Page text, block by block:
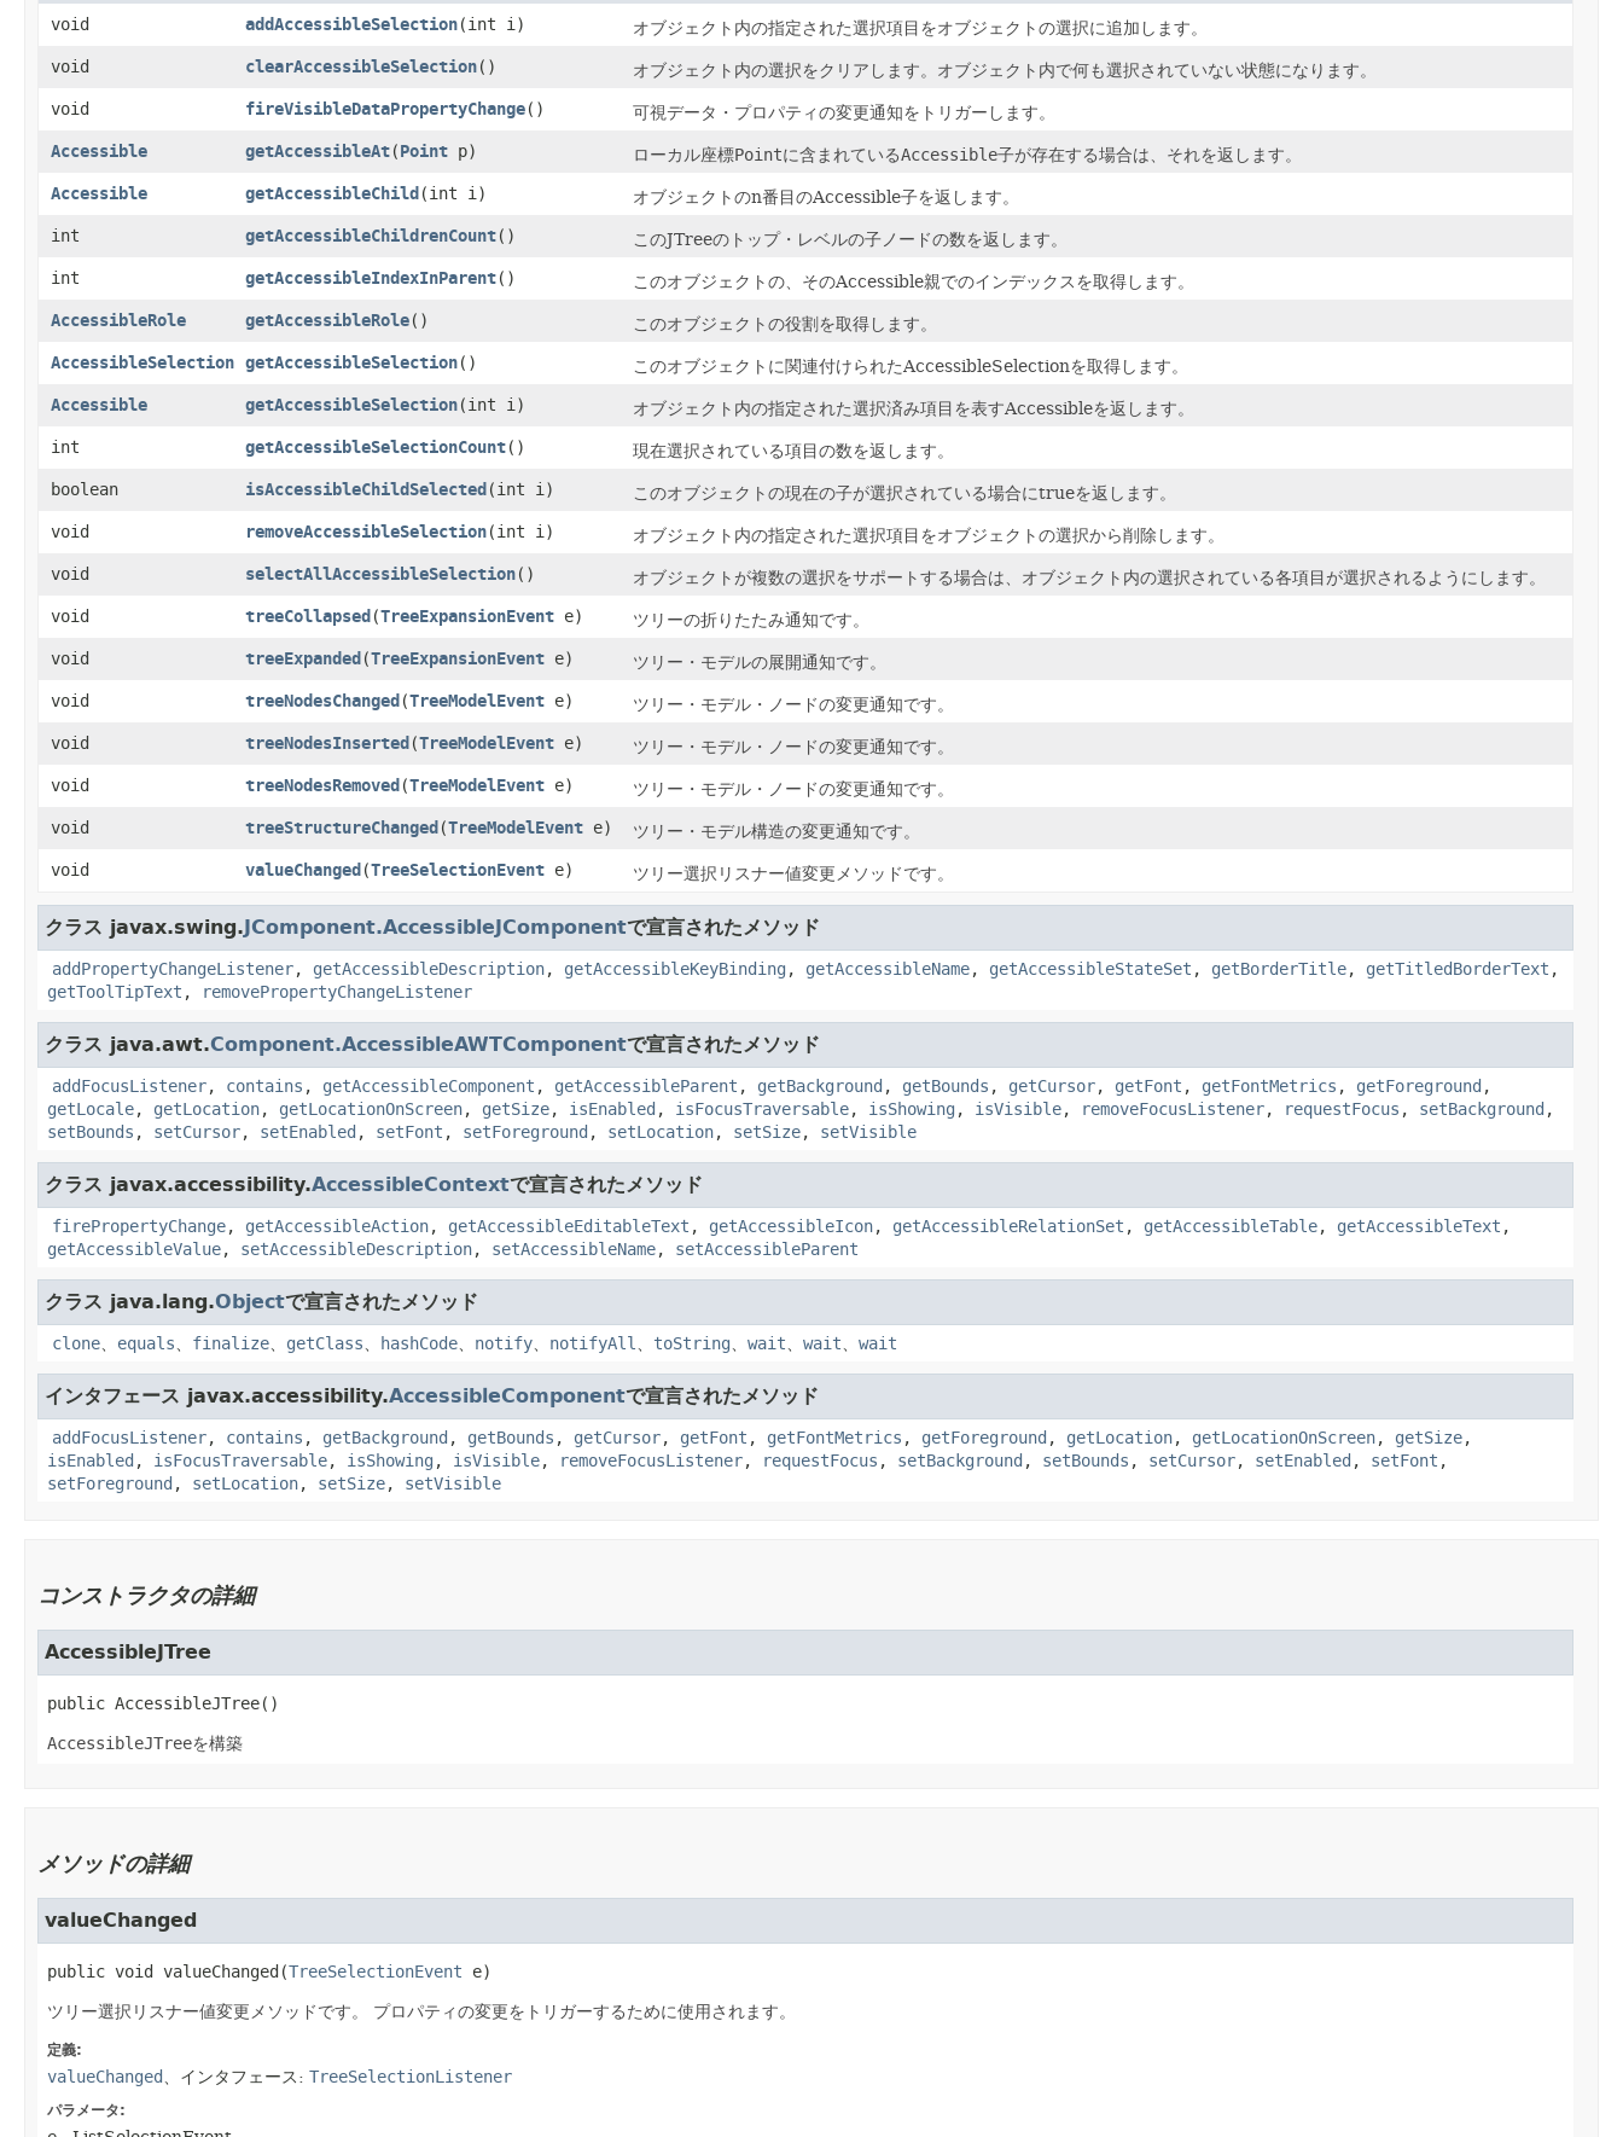
void addAccessibleSelection​(int i) オブジェクト内の指定された選択項目をオブジェクトの選択に追加します。
void clearAccessibleSelection() オブジェクト内の選択をクリアします。オブジェクト内で何も選択されていない状態になります。
void fireVisibleDataPropertyChange() 可視データ・プロパティの変更通知をトリガーします。
Accessible getAccessibleAt​(Point p) ローカル座標Pointに含まれているAccessible子が存在する場合は、それを返します。
Accessible getAccessibleChild ​(int i) オブジェクトのn番目のAccessible子を返します。
int getAccessibleChildrenCount() このJTreeのトップ・レベルの子ノードの数を返します。
int getAccessibleIndexInParent() このオブジェクトの、そのAccessible親でのインデックスを取得します。
AccessibleRole getAccessibleRole() このオブジェクトの役割を取得します。
AccessibleSelection getAccessibleSelection() このオブジェクトに関連付けられたAccessibleSelectionを取得します。
Accessible getAccessibleSelection​(int i) オブジェクト内の指定された選択済み項目を表すAccessibleを返します。
int getAccessibleSelectionCount() 現在選択されている項目の数を返します。
boolean isAccessibleChildSelected ​(int i) このオブジェクトの現在の子が選択されている場合にtrueを返します。
void removeAccessibleSelection​(int i) オブジェクト内の指定された選択項目をオブジェクトの選択から削除します。
void selectAllAccessibleSelection() オブジェクトが複数の選択をサポートする場合は、オブジェクト内の選択されている各項目が選択されるようにします。
void treeCollapsed ​(TreeExpansionEvent e) ツリーの折りたたみ通知です。
void treeExpanded ​(TreeExpansionEvent e) ツリー・モデルの展開通知です。
void treeNodesChanged ​(TreeModelEvent e) ツリー・モデル・ノードの変更通知です。
void treeNodesInserted ​(TreeModelEvent e) ツリー・モデル・ノードの変更通知です。
void treeNodesRemoved ​(TreeModelEvent e) ツリー・モデル・ノードの変更通知です。
void treeStructureChanged ​(TreeModelEvent e) ツリー・モデル構造の変更通知です。
void valueChanged ​(TreeSelectionEvent e) ツリー選択リスナー値変更メソッドです。
クラス javax.swing.JComponent.AccessibleJComponentで宣言されたメソッド
addPropertyChangeListener, getAccessibleDescription, getAccessibleKeyBinding , getAccessibleName, getAccessibleStateSet , getBorderTitle, getTitledBorderText ,
getToolTipText , removePropertyChangeListener
クラス java.awt.Component.AccessibleAWTComponentで宣言されたメソッド
addFocusListener, contains , getAccessibleComponent , getAccessibleParent , getBackground , getBounds , getCursor, getFont , getFontMetrics , getForeground ,
getLocale, getLocation, getLocationOnScreen, getSize, isEnabled , isFocusTraversable, isShowing , isVisible, removeFocusListener, requestFocus , setBackground ,
setBounds , setCursor, setEnabled , setFont , setForeground , setLocation, setSize, setVisible
クラス javax.accessibility.AccessibleContextで宣言されたメソッド
firePropertyChange, getAccessibleAction, getAccessibleEditableText , getAccessibleIcon, getAccessibleRelationSet , getAccessibleTable, getAccessibleText ,
getAccessibleValue, setAccessibleDescription, setAccessibleName, setAccessibleParent
クラス java.lang.Objectで宣言されたメソッド
clone、 equals、 finalize、 getClass、 hashCode、 notify、 notifyAll、 toString、 wait、 wait、 wait
インタフェース javax.accessibility.AccessibleComponentで宣言されたメソッド
addFocusListener, contains , getBackground , getBounds , getCursor, getFont , getFontMetrics , getForeground , getLocation, getLocationOnScreen, getSize,
isEnabled , isFocusTraversable, isShowing , isVisible, removeFocusListener, requestFocus , setBackground , setBounds , setCursor, setEnabled , setFont ,
setForeground , setLocation, setSize, setVisible
コンストラクタの詳細
AccessibleJTree
public AccessibleJTree()
AccessibleJTreeを構築
メソッドの詳細
valueChanged
public void valueChanged ​(TreeSelectionEvent e)
ツリー選択リスナー値変更メソッドです。 プロパティの変更をトリガーするために使用されます。
定義:
valueChanged 、インタフェース: TreeSelectionListener
パラメータ: